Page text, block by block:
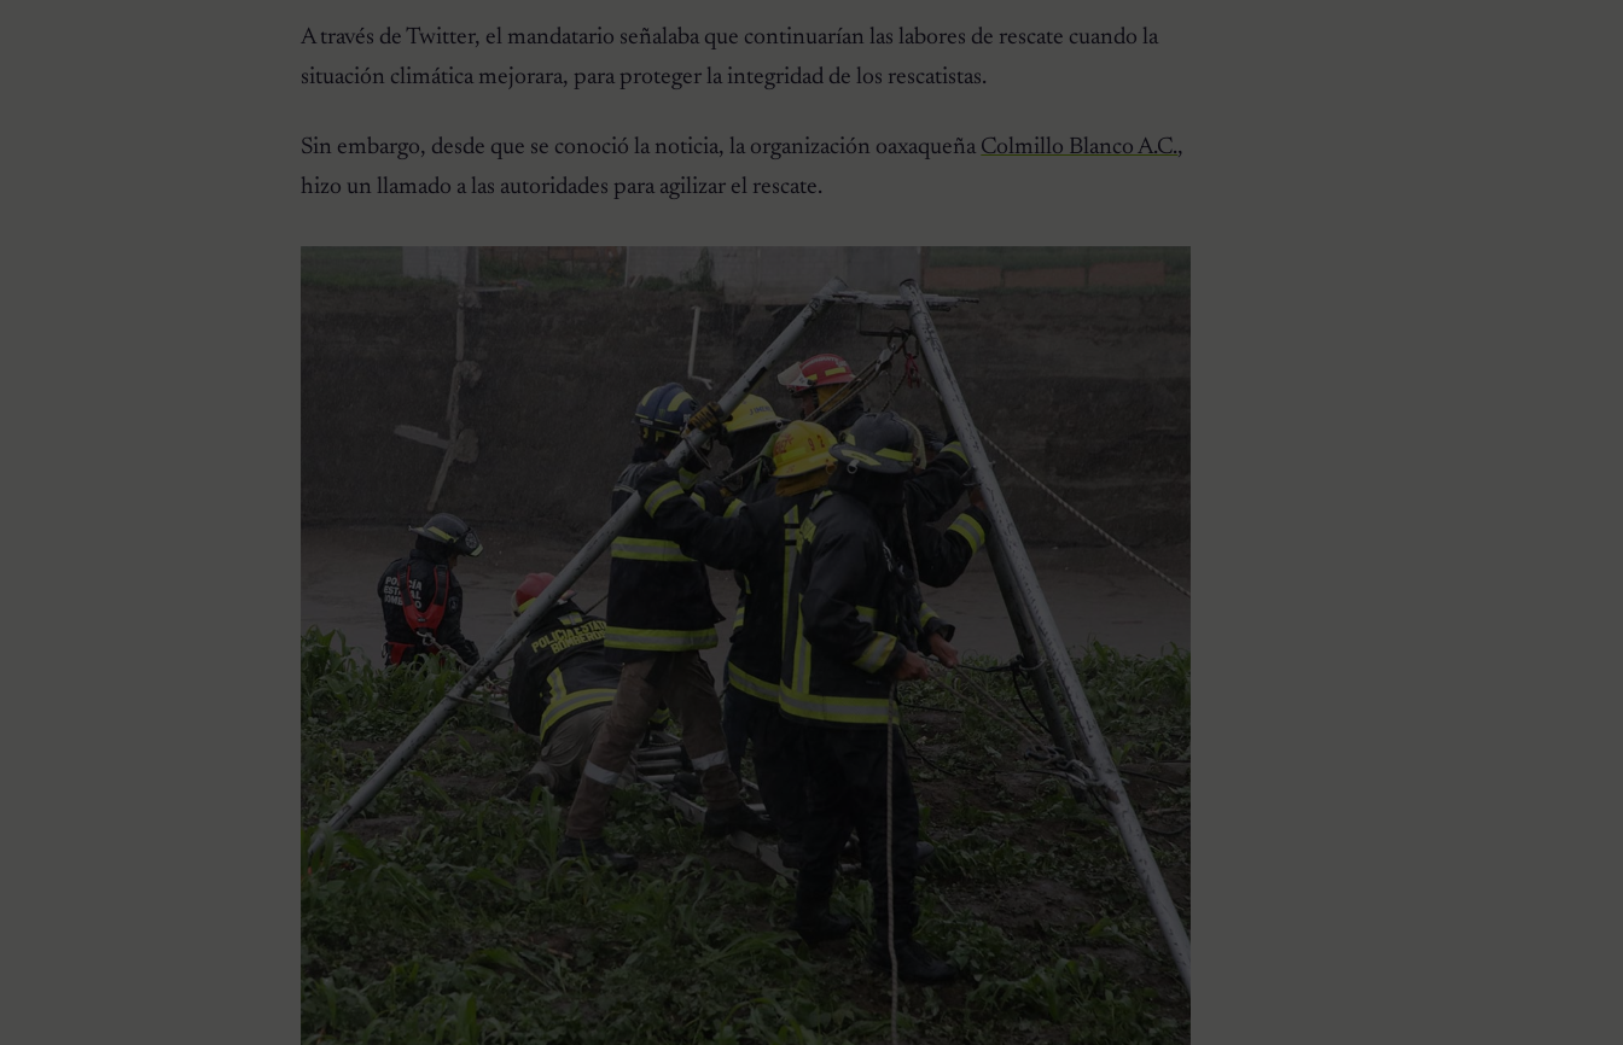
A través de Twitter, el mandatario señalaba que continuarían las labores de rescate cuando la
situación climática mejorara, para proteger la integridad de los rescatistas.
Sin embargo, desde que se conoció la noticia, la organización oaxaqueña Colmillo Blanco A.C.,
hizo un llamado a las autoridades para agilizar el rescate.